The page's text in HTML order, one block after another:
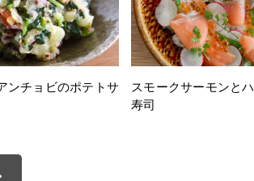
ンチョビのポテトサ
スモークサーモンと
寿司